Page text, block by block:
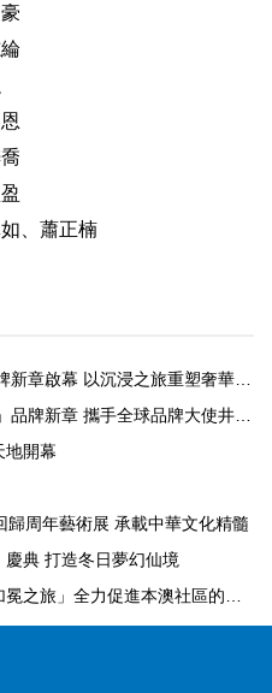
、蕭正楠
地開幕
周年藝術展 承載中華文化精髓
典 打造冬日夢幻仙境